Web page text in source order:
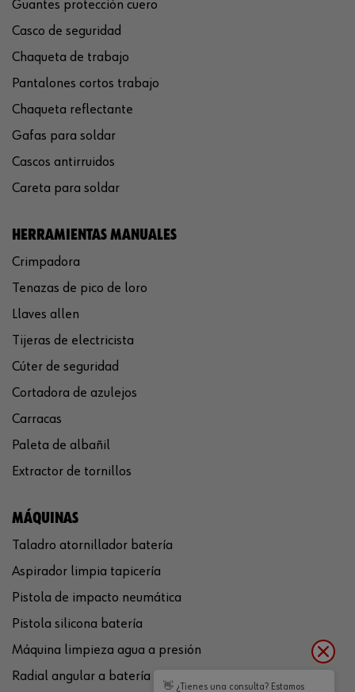
Guantes protección cuero
Casco de seguridad
Chaqueta de trabajo
Pantalones cortos trabajo
Chaqueta reflectante
Gafas para soldar
Cascos antirruidos
Careta para soldar
HERRAMIENTAS MANUALES
Crimpadora
Tenazas de pico de loro
Llaves allen
Tijeras de electricista
Cúter de seguridad
Cortadora de azulejos
Carracas
Paleta de albañil
Extractor de tornillos
MÁQUINAS
Taladro atornillador batería
Aspirador limpia tapicería
Pistola de impacto neumática
Pistola silicona batería
Máquina limpieza agua a presión
Radial angular a batería
👋 ¿Tienes una consulta? Estamos